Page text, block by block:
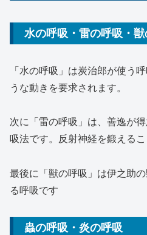
水の呼吸・雷の呼吸・獣
「水の呼吸」は炭治郎が使う
うな動きを要求されます。
次に「雷の呼吸」は、善逸が
吸法です。反射神経を鍛えるこ
最後に「獣の呼吸」は伊之助
る呼吸です
蟲の呼吸・炎の呼吸